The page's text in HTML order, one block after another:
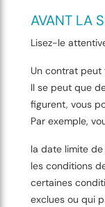
AVANT LA
Lisez-le
Un contrat peut
Il se peut que
figurent, vous
Par exemple,
la date limite
les conditions
certaines
exclues ou qui